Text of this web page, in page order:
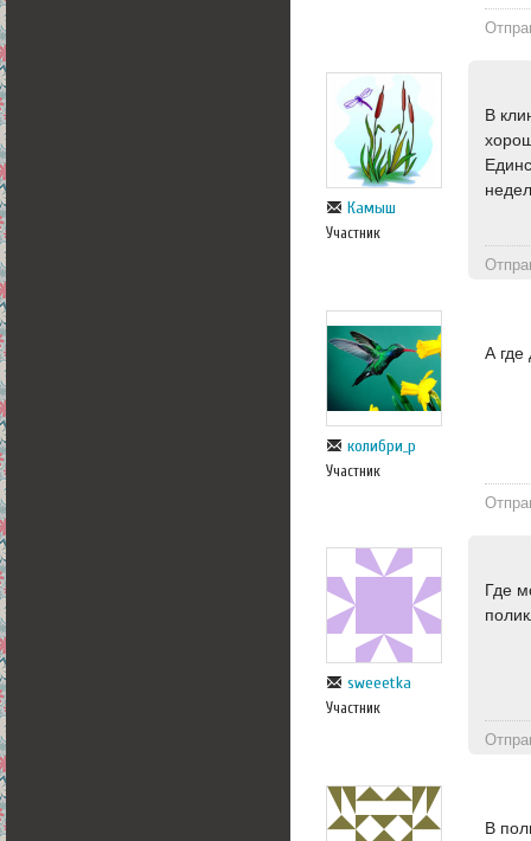
Камыш
Участник
В
колибри_р
Участник
А где
sweeetka
Участник
Где
В